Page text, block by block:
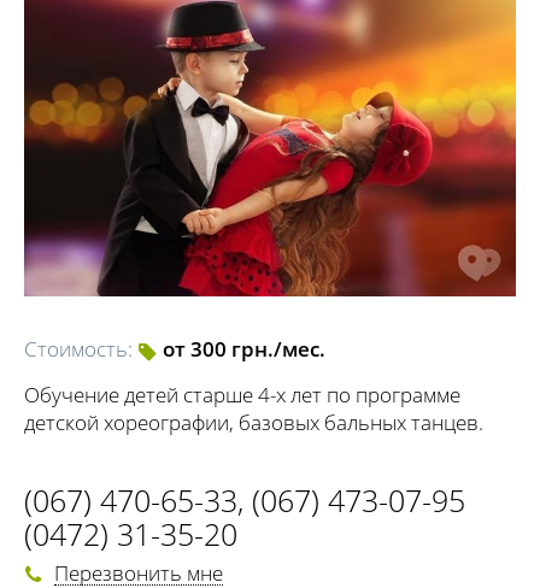
Стоимость:
от 300 грн./мес.
Обучение детей старше 4-х лет по программе
детской хореографии, базовых бальных танцев.
(067) 470-65-33, (067) 473-07-95
(0472) 31-35-20
Перезвонить мне